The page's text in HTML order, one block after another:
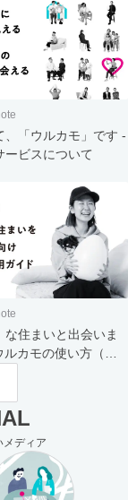
、「ウルカモ」です -
ービスについて
な住まいと出会いま
カモの使い方（買
メディア